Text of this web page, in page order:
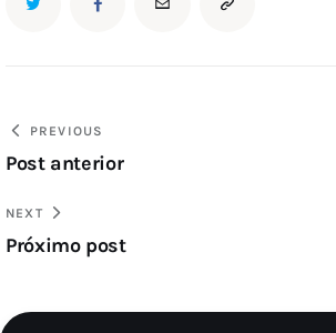
PREVIOUS
Post anterior
NEXT
Próximo post